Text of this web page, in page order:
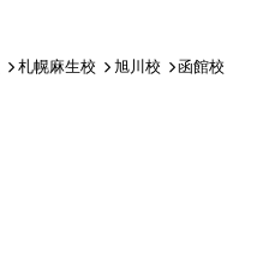
札幌麻生校 旭川校
函館校